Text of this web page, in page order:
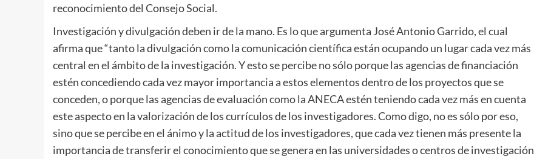
reconocimiento del Consejo Social.
Investigación y divulgación deben ir de la mano. Es lo que argumenta José Antonio Garrido, el cual
afirma que “tanto la divulgación como la comunicación científica están ocupando un lugar cada vez más
central en el ámbito de la investigación. Y esto se percibe no sólo porque las agencias de financiación
estén concediendo cada vez mayor importancia a estos elementos dentro de los proyectos que se
conceden, o porque las agencias de evaluación como la ANECA estén teniendo cada vez más en cuenta
este aspecto en la valorización de los currículos de los investigadores. Como digo, no es sólo por eso,
sino que se percibe en el ánimo y la actitud de los investigadores, que cada vez tienen más presente la
importancia de transferir el conocimiento que se genera en las universidades o centros de investigación